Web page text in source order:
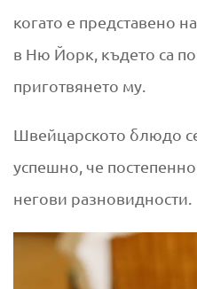
когато е представено
в Ню Йорк, където са
приготвянето му.
Швейцарското блюдо
успешно, че
негови разновидности.